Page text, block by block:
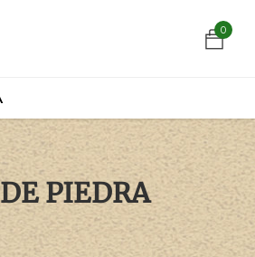
0
0
PIEDRA